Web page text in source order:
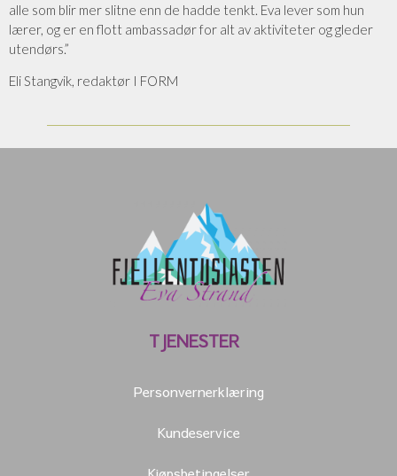
alle som blir mer slitne enn de hadde tenkt. Eva lever som hun
lærer, og er en flott ambassadør for alt av aktiviteter og gleder
utendørs.”
Eli Stangvik, redaktør I FORM
TJENESTER
Personvernerklæring
Kundeservice